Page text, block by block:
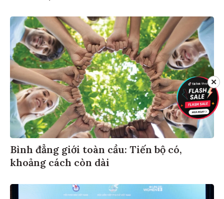
Bình đẳng giới toàn cầu: Tiến bộ có,
khoảng cách còn dài
✕